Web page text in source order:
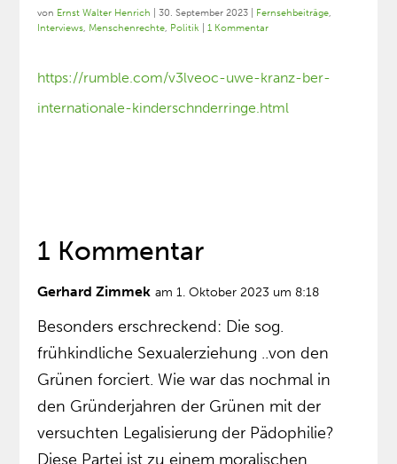
von Ernst Walter Henrich |30. September 2023 Fernsehbeiträge,
Interviews, Menschenrechte, Politik |1 Kommentar
https://rumble.com/v3lveoc-uwe-kranz-ber-
internationale-kinderschnderringe.html
1 Kommentar
Gerhard Zimmek am 1. Oktober 2023 um 8:18
Besonders erschreckend: Die sog.
frühkindliche Sexualerziehung ..von den
Grünen forciert. Wie war das nochmal in
den Gründerjahren der Grünen mit der
versuchten Legalisierung der Pädophilie?
Diese Partei ist zu einem moralischen